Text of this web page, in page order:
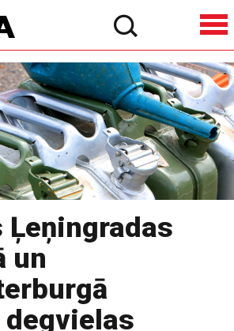
un
degvielas